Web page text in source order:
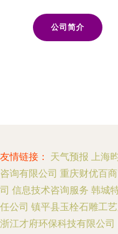
公司简介
友情链接： 天气预报 上海
咨询有限公司 重庆财优百
司 信息技术咨询服务 韩城
任公司 镇平县玉栓石雕工
浙江才府环保科技有限公司